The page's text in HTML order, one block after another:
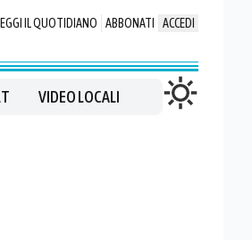
IL QUOTIDIANO ABBONATI ACCEDI
VIDEO LOCALI